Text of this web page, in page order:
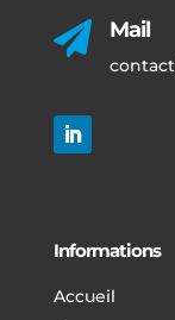
 Mail
Informations
Accueil